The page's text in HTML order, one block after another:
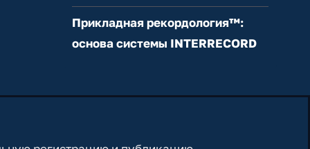
Прикладная рекордология™:
основа системы INTERRECORD